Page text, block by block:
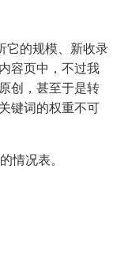
它的规模、新收录
容页中，不过我
创，甚至于是转
键词的权重不可
情况表。